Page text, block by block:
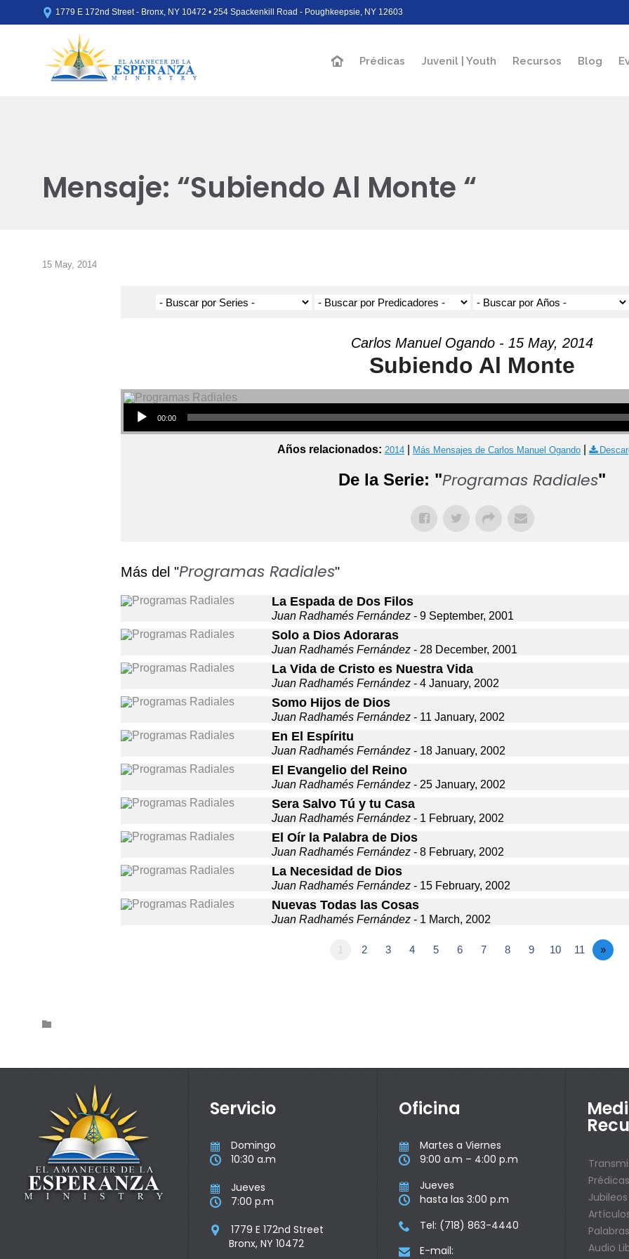
 1779 E 172nd Street - Bronx, NY 10472 • 254 Spackenkill Road - Poughkeepsie, NY 12603
Prédicas Juvenil | Youth Recursos Blog
Mensaje: “Subiendo Al Monte “
15 May, 2014
Carlos Manuel Ogando - 15 May, 2014
Subiendo Al Monte
Audio Player
00:00
Años relacionados: 2014 Más Mensajes de Carlos Manuel Ogando
De la Serie: "Programas Radiales"
Más del "Programas Radiales"
La Espada de Dos Filos
Juan Radhamés Fernández - 9 September, 2001
Solo a Dios Adoraras
Juan Radhamés Fernández - 28 December, 2001
La Vida de Cristo es Nuestra Vida
Juan Radhamés Fernández - 4 January, 2002
Somo Hijos de Dios
Juan Radhamés Fernández - 11 January, 2002
En El Espíritu
Juan Radhamés Fernández - 18 January, 2002
El Evangelio del Reino
Juan Radhamés Fernández - 25 January, 2002
Sera Salvo Tú y tu Casa
Juan Radhamés Fernández - 1 February, 2002
El Oír la Palabra de Dios
Juan Radhamés Fernández - 8 February, 2002
La Necesidad de Dios
Juan Radhamés Fernández - 15 February, 2002
Nuevas Todas las Cosas
Juan Radhamés Fernández - 1 March, 2002
1 2 3 4 5 6 7 8 9 10 11 »

Servicio
 Domingo
 10:30 a.m
 Jueves
 7:00 p.m

1779 E 172nd Street
Bronx, NY 10472
Oficina
 Martes a Viernes
 9:00 a.m – 4:00 p.m
 Jueves
 hasta las 3:00 p.m
 Tel: (718) 863-4440

E-mail:
Prédicas
Jubileos
Audio